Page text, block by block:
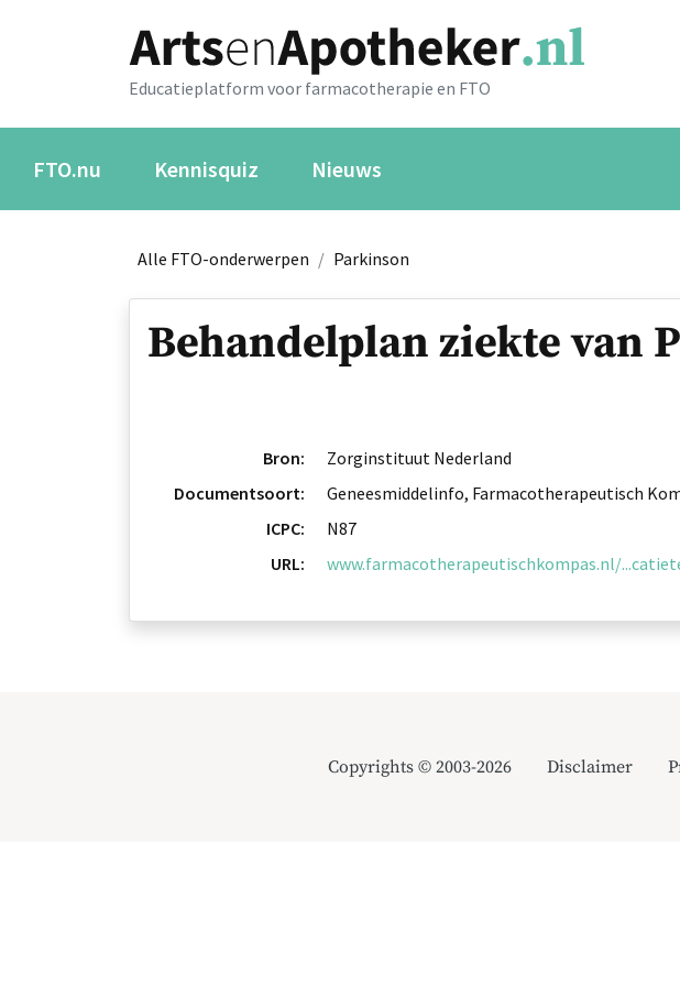
Educatieplatform voor farmacotherapie en FTO
FTO.nu Kennisquiz Nieuws
Alle FTO-onderwerpen / Parkinson
Behandelplan ziekte van
Bron:
Zorginstituut Nederland
Documentsoort:
Geneesmiddelinfo, Farmacotherapeutisch
ICPC:
N87
URL:
www.farmacotherapeutischkompas.nl/
Copyrights © 2003-2026 Disclaimer